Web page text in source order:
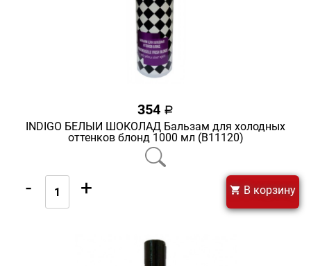
354 a
INDIGO БЕЛЫЙ ШОКОЛАД Бальзам для холодных
оттенков блонд 1000 мл (В11120)
- + В корзину